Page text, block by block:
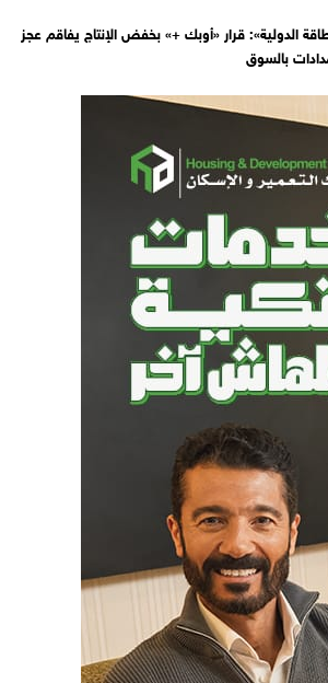
الدولية»: قرار «أوبك +» بخفض الإنتاج يفاقم عجز
بالسوق